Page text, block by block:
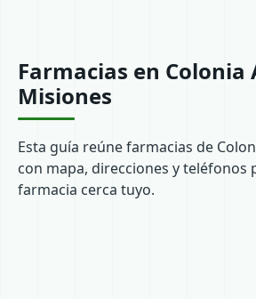
Farmacias en Colonia
Misiones
Esta guía reúne farmacias de
con mapa, direcciones y teléfonos
farmacia cerca tuyo.